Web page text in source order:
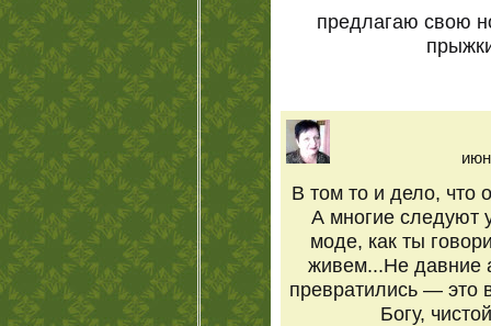
предлагаю свою
В том то и дело, что
А многие следуют
моде, как ты
живем...Не давние
превратились — это
Богу,